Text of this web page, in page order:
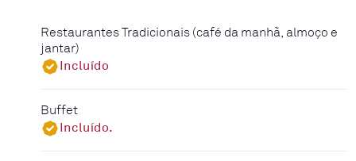
Restaurantes Tradicionais (café da manhã, almoço e
jantar)
Incluído
Buffet
Incluído.